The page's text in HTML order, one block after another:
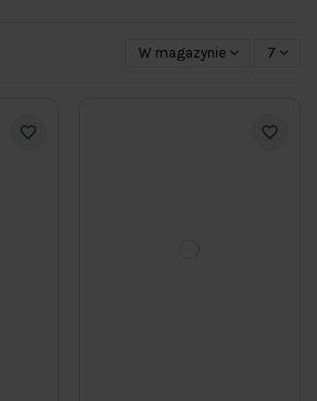
W magazynie 7